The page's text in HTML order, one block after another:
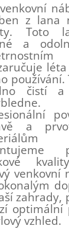
z lana
Toto
a
používání.
čistí a
a
venkovní
zahrady,
optimální
vzhled.